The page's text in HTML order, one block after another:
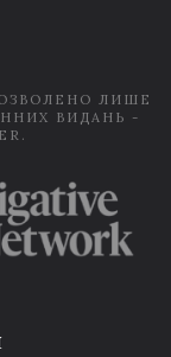
ЛИШЕ
ВИДАНЬ -